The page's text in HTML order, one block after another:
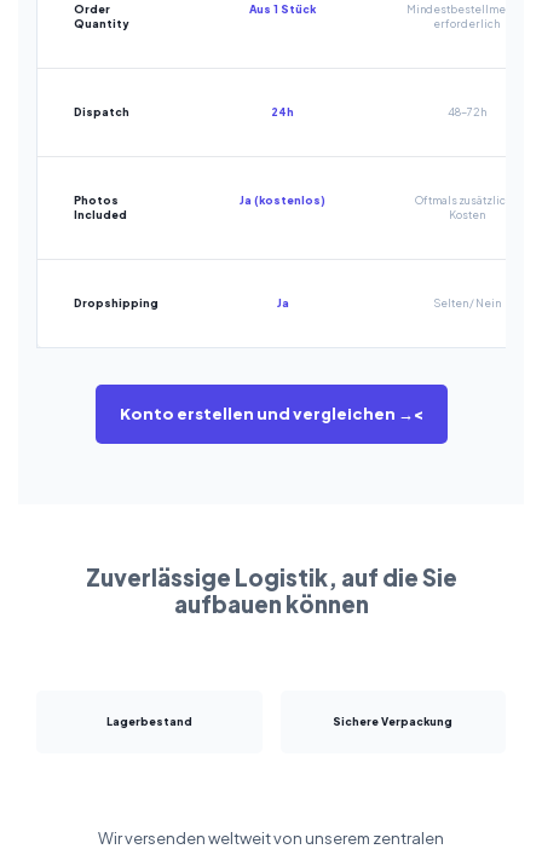
Order
Quantity
Aus 1 Stück
Mindestbestellmenge
erforderlich
Dispatch 24h 48-72h
Photos
Included
Ja (kostenlos)
Oftmals zusätzliche
Kosten
Dropshipping Ja Selten / Nein
Konto erstellen und vergleichen →<
Zuverlässige Logistik, auf die Sie
aufbauen können
Lagerbestand Sichere Verpackung
Wir versenden weltweit von unserem zentralen